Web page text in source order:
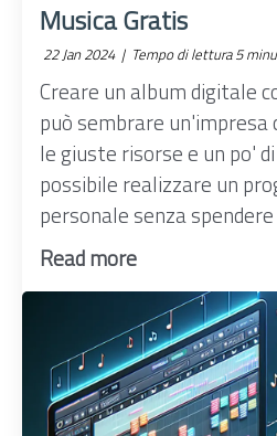
Musica Gratis
22 Jan 2024 | Tempo di lettura 5
Creare un album digitale
può sembrare un'impresa
le giuste risorse e un po'
possibile realizzare un
personale senza spendere
Read more